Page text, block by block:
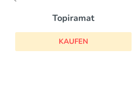
Stalevo
KAUFEN